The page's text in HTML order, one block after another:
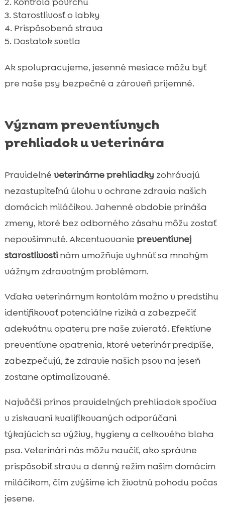
Starostlivosť o labky
Prispôsobená strava
Dostatok svetla
Ak spolupracujeme, jesenné mesiace môžu byť
pre naše psy bezpečné a zároveň príjemné.
Význam preventívnych
prehliadok u veterinára
Pravidelné veterinárne prehliadky zohrávajú
nezastupiteľnú úlohu v ochrane zdravia našich
domácich miláčikov. Jahenné obdobie prináša
zmeny, ktoré bez odborného zásahu môžu zostať
nepovšimnuté. Akcentuovanie preventívnej
starostlivostinám umožňuje vyhnúť sa mnohým
vážnym zdravotným problémom.
Vďaka veterinárnym kontolám možno v predstihu
identifikovať potenciálne riziká a zabezpečiť
adekvátnu opateru pre naše zvieratá. Efektívne
preventívne opatrenia, ktoré veterinár predpíše,
zabezpečujú, že zdravie našich psov na jeseň
zostane optimalizované.
Najväčší prínos pravidelných prehliadok spočíva
v získavaní kvalifikovaných odporúčaní
týkajúcich sa výživy, hygieny a celkového blaha
psa. Veterinári nás môžu naučiť, ako správne
prispôsobiť stravu a denný režim našim domácim
miláčikom, čím zvýšime ich životnú pohodu počas
jesene.